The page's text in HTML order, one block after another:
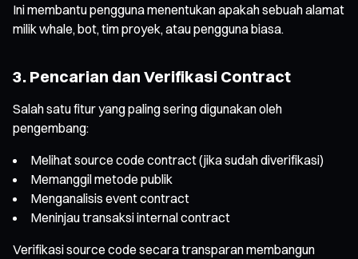
Ini membantu pengguna menentukan apakah sebuah alamat
milik whale, bot, tim proyek, atau pengguna biasa.
3. Pencarian dan Verifikasi Contract
Salah satu fitur yang paling sering digunakan oleh
pengembang:
Melihat source code contract (jika sudah diverifikasi)
Memanggil metode publik
Menganalisis event contract
Meninjau transaksi internal contract
Verifikasi source code secara transparan membangun